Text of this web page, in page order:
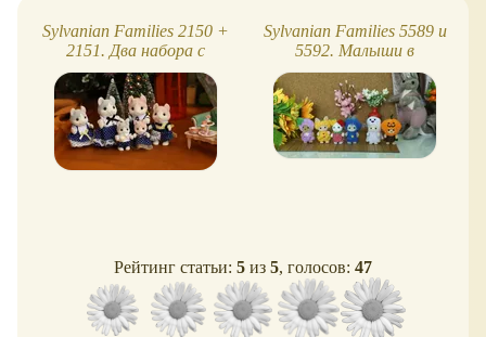
Sylvanian Families 2150 +
2151. Два набора с
кошками керл - обзор,
фото
Sylvanian Families 5589 и
5592. Малыши в
костюмах на Хэллоуин и
овощей
Рейтинг статьи: 5 из 5, голосов: 47